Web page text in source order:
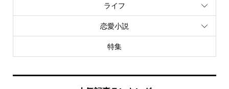
ライフ
恋愛小説
特集